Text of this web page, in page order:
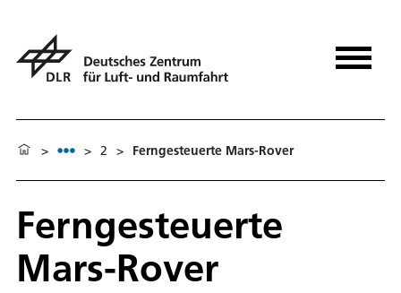
> > 2 > Ferngesteuerte Mars-Rover
Ferngesteuerte
Mars-Rover